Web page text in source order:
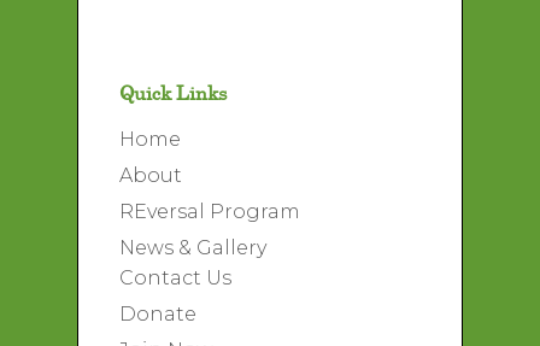
Quick Links
Home
About
REversal Program
News & Gallery
Contact Us
Donate